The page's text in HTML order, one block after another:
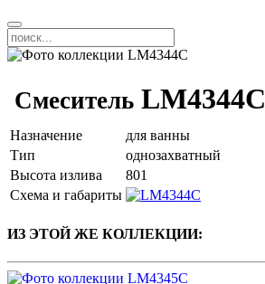
Смеситель LM4344C
Назначение
для ванны
Тип
однозахватный
Высота излива
801
Схема и габариты
ИЗ ЭТОЙ ЖЕ КОЛЛЕКЦИИ: